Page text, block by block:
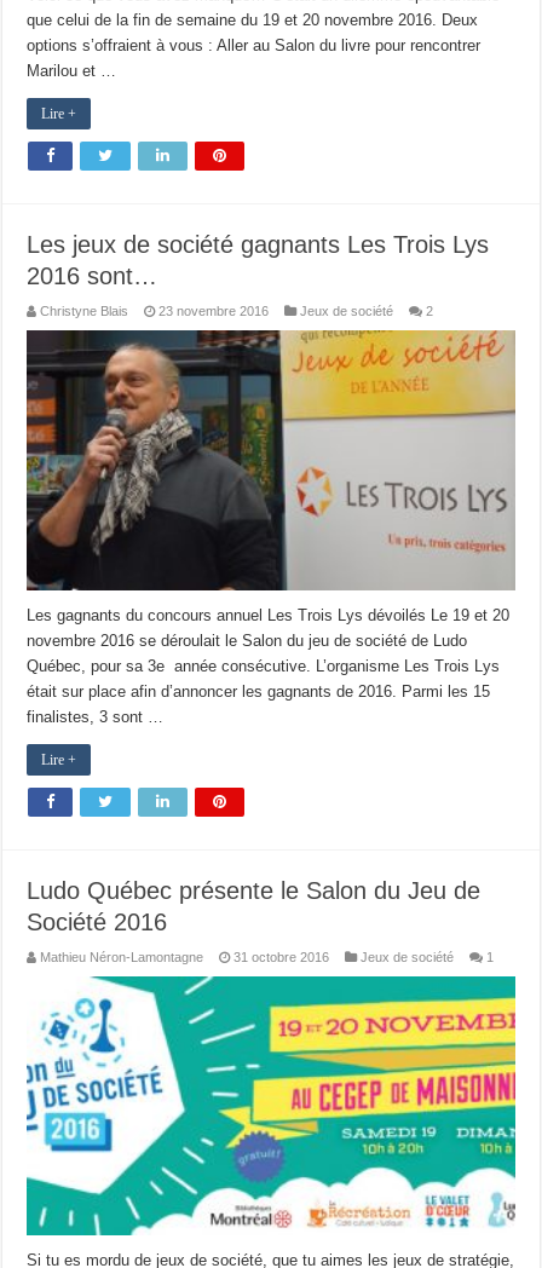
que celui de la fin de semaine du 19 et 20 novembre 2016. Deux
options s’offraient à vous : Aller au Salon du livre pour rencontrer
Marilou et …
Lire +
Les jeux de société gagnants Les Trois Lys
2016 sont…
Christyne Blais 23 novembre 2016 Jeux de société 2
Les gagnants du concours annuel Les Trois Lys dévoilés Le 19 et 20
novembre 2016 se déroulait le Salon du jeu de société de Ludo
Québec, pour sa 3e année consécutive. L’organisme Les Trois Lys
était sur place afin d’annoncer les gagnants de 2016. Parmi les 15
finalistes, 3 sont …
Lire +
Ludo Québec présente le Salon du Jeu de
Société 2016
Mathieu Néron-Lamontagne 31 octobre 2016 Jeux de société 1
Si tu es mordu de jeux de société, que tu aimes les jeux de stratégie,